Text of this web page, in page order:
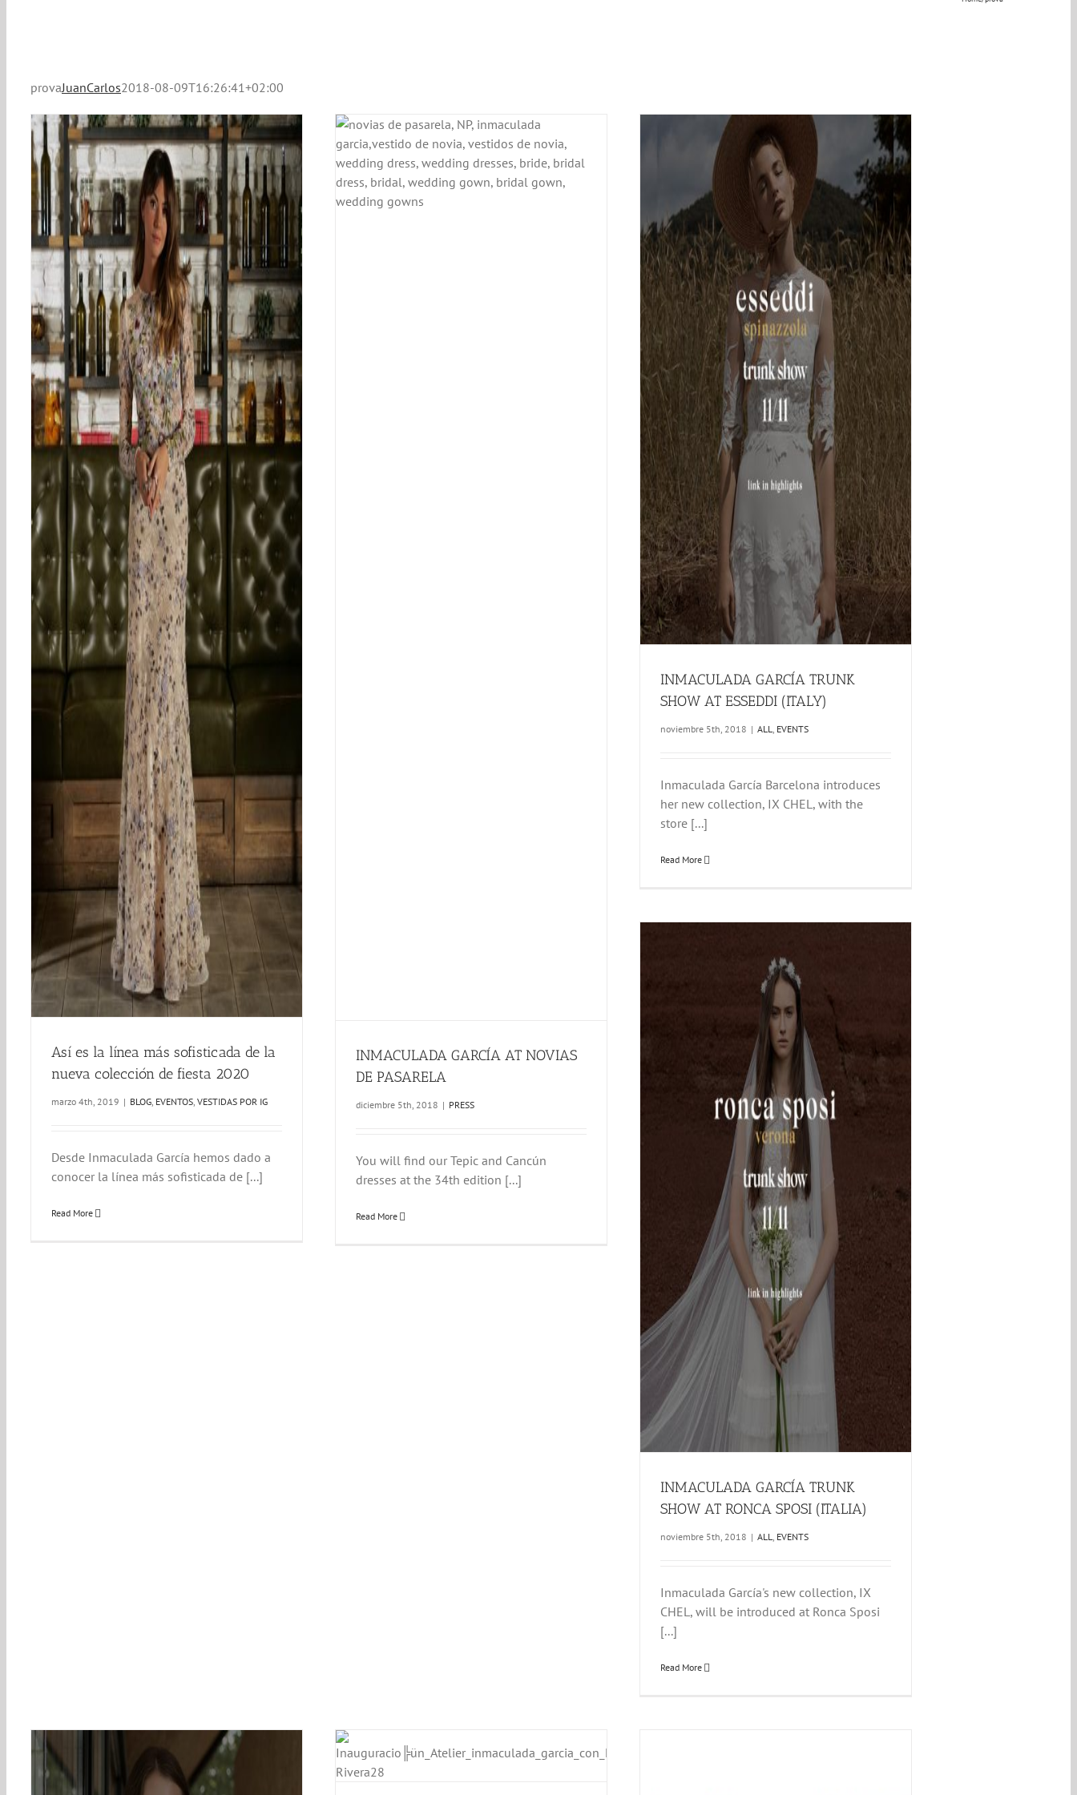
provaJuanCarlos2018-08-09T16:26:41+02:00
Así es la línea más sofisticada de la
nueva colección de fiesta 2020
marzo 4th, 2019 | BLOG, EVENTOS, VESTIDAS POR IG
Desde Inmaculada García hemos dado a
conocer la línea más sofisticada de [...]
Read More
INMACULADA GARCÍA AT NOVIAS DE
PASARELA
PRESS
INMACULADA GARCÍA AT NOVIAS
DE PASARELA
diciembre 5th, 2018 | PRESS
You will find our Tepic and Cancún
dresses at the 34th edition [...]
Read More
INMACULADA GARCÍA TRUNK
SHOW AT ESSEDDI (ITALY)
noviembre 5th, 2018 | ALL, EVENTS
Inmaculada García Barcelona introduces
her new collection, IX CHEL, with the
store [...]
Read More
INMACULADA GARCÍA TRUNK SHOW AT
INMACULADA GARCÍA TRUNK
SHOW AT RONCA SPOSI (ITALIA)
noviembre 5th, 2018 | ALL, EVENTS
Inmaculada García's new collection, IX
CHEL, will be introduced at Ronca Sposi
[...]
Read More
Inmaculada García inaugura su nuevo atelier en
Barcelona
BLOG
EVENTOS